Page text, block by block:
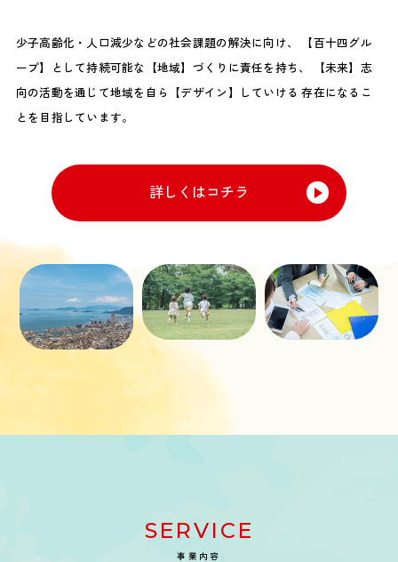
少子高齢化・人口減少などの社会課題の解決に向け、
【百十四グル
ープ】として持続可能な【地域】づくりに責任を持ち、
【未来】志
向の活動を通じて地域を自ら【デザイン】していける 存在になるこ
とを目指しています。
詳しくはコチラ
SERVICE
事業内容